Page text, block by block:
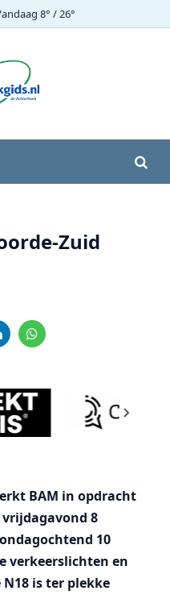
8° / 26°
Zuid
BAM in opdracht
8
10
verkeerslichten en
is ter plekke